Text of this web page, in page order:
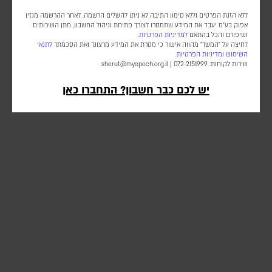
ללא הזנת הפרטים וללא סימון התיבה לא ניתן להשלים הרשמה. לאחר ההרשמה מגזין
אפוק בע״מ יעבד את המידע שתמסרו לצורך פתיחת וניהול החשבון, מתן השירותים
ושיפורם והכל בהתאם למדיניות הפרטיות.
לחיצה על "המשך" מהווה אישור כי מסרת את המידע מרצונך ואת הסכמתך לתנאי
השימוש ומדיניות הפרטיות.
שירות לקוחות: 072-2151999 |
sherut@myepoch.org.il
יש לכם כבר חשבון? התחברו כאן
הרשמה (חינם) התחברות